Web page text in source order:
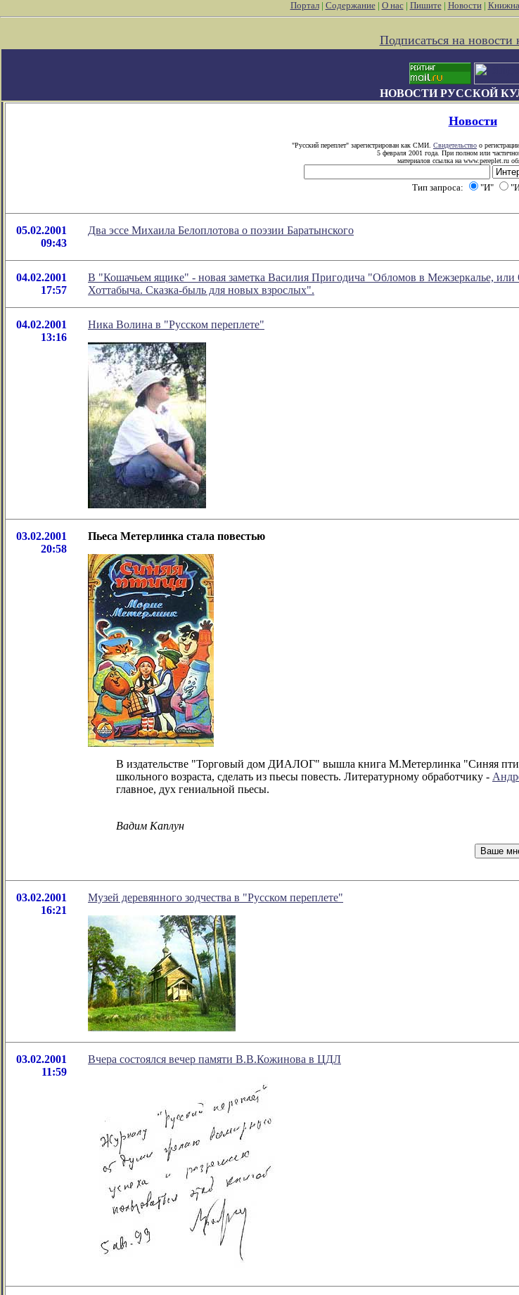
Портал| Содержание| О нас| Пишите| Новости|
Подписаться на новости
НОВОСТИ РУССКОЙ
Новости
"Русский переплет" зарегистрирован как СМИ. Свидетельство о
5 февраля 2001 года. При полном или
материалов ссылка на www.pereplet.ru
Тип запроса: "И"
05.02.2001
09:43
Два эссе Михаила Белоплотова о поэзии Баратынского
04.02.2001
17:57
В "Кошачьем ящике" - новая заметка Василия Пригодича "Обломов в Межзеркалье,
Хоттабыча. Сказка-быль для новых взрослых".
04.02.2001
13:16
Ника Волина в "Русском переплете"
03.02.2001
20:58
Пьеса Метерлинка стала повестью
В издательстве "Торговый дом ДИАЛОГ" вышла книга М.Метерлинка "Синяя
школьного возраста, сделать из пьесы повесть. Литературному обработчику -
главное, дух гениальной пьесы.
Вадим Каплун
03.02.2001
16:21
Музей деревянного зодчества в "Русском переплете"
03.02.2001
11:59
Вчера состоялся вечер памяти В.В.Кожинова в ЦДЛ